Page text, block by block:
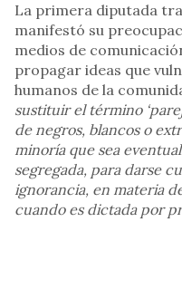
La primera diputada
manifestó su
medios de
propagar ideas que
humanos de la
sustituir el término
de negros, blancos o
minoría que sea
segregada, para darse
ignorancia, en materia
cuando es dictada por